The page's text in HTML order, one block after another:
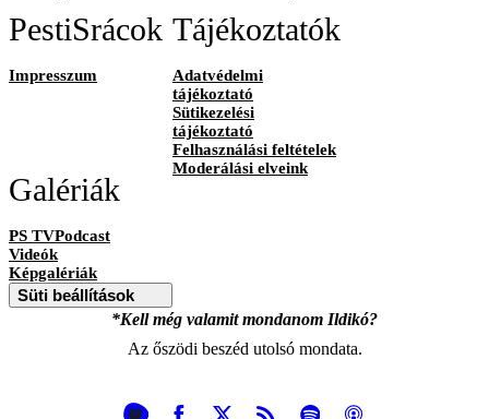
PestiSrácok
Impresszum
Tájékoztatók
Adatvédelmi
tájékoztató
Sütikezelési
tájékoztató
Felhasználási feltételek
Moderálási elveink
Galériák
PS TVPodcast
Videók
Képgalériák
Süti beállítások
*Kell még valamit mondanom Ildikó?
Az őszödi beszéd utolsó mondata.